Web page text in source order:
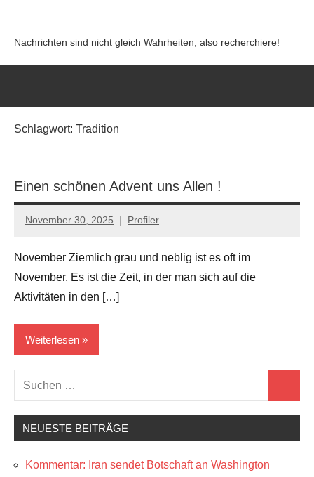
springen
Nachrichten sind nicht gleich Wahrheiten, also recherchiere!
Schlagwort: Tradition
Einen schönen Advent uns Allen !
November 30, 2025 Profiler
Keine
November Ziemlich grau und neblig ist es oft im
November. Es ist die Zeit, in der man sich auf die
Aktivitäten in den […]
Weiterlesen
Geschichten
Suchen
nach:
NEUESTE BEITRÄGE
Kommentar: Iran sendet Botschaft an Washington